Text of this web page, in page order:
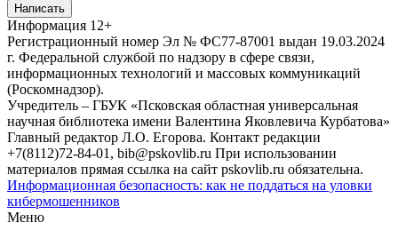
Написать
Информация 12+
Регистрационный номер Эл № ФС77-87001 выдан 19.03.2024
г. Федеральной службой по надзору в сфере связи,
информационных технологий и массовых коммуникаций
(Роскомнадзор).
Учредитель – ГБУК «Псковская областная универсальная
научная библиотека имени Валентина Яковлевича Курбатова»
Главный редактор Л.О. Егорова. Контакт редакции
+7(8112)72-84-01, bib@pskovlib.ru При использовании
материалов прямая ссылка на сайт pskovlib.ru обязательна.
Информационная безопасность: как не поддаться на уловки
кибермошенников
Меню